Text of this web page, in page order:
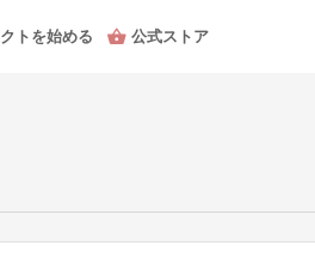
トを始める 公式ストア